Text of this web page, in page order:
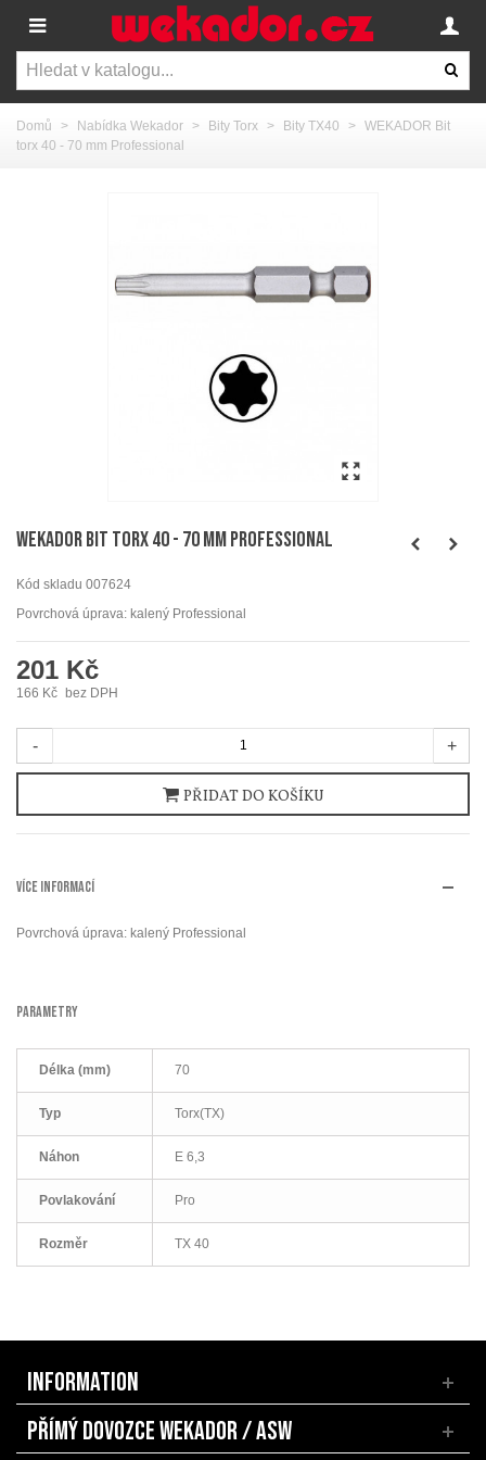
Domů > Nabídka Wekador > Bity Torx > Bity TX40 > WEKADOR Bit
torx 40 - 70 mm Professional
WEKADOR Bit torx 40 - 70 mm Professional
Kód skladu 007624
Povrchová úprava: kalený Professional
201 Kč
166 Kč bez DPH
- +
PŘIDAT DO KOŠÍKU
VÍCE INFORMACÍ
Povrchová úprava: kalený Professional
PARAMETRY
Délka (mm) 70
Typ Torx(TX)
Náhon E 6,3
Povlakování Pro
Rozměr TX 40
INFORMATION
PŘÍMÝ DOVOZCE WEKADOR / ASW